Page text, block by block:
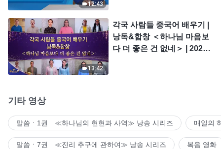
12:43
13:42
각국 사람들 중국어 배우기 |
낭독&합창 ＜하나님 마음보
다 더 좋은 건 없네＞ | 2026
기타 영상
말씀ㆍ1권 ≪하나님의 현현과 사역≫ 낭송 시리즈 매일의
말씀ㆍ7권 ≪진리 추구에 관하여≫ 낭송 시리즈 복음 영화